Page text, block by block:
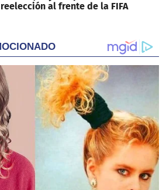
reelección al frente de la FIFA